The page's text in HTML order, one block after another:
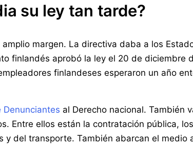
su ley tan tarde?
margen. La directiva daba a los
finlandés aprobó la ley el 20 de diciembre
finlandeses esperaron un año
Denunciantes al Derecho nacional. También
Entre ellos están la contratación pública,
del transporte. También abarcan el medio